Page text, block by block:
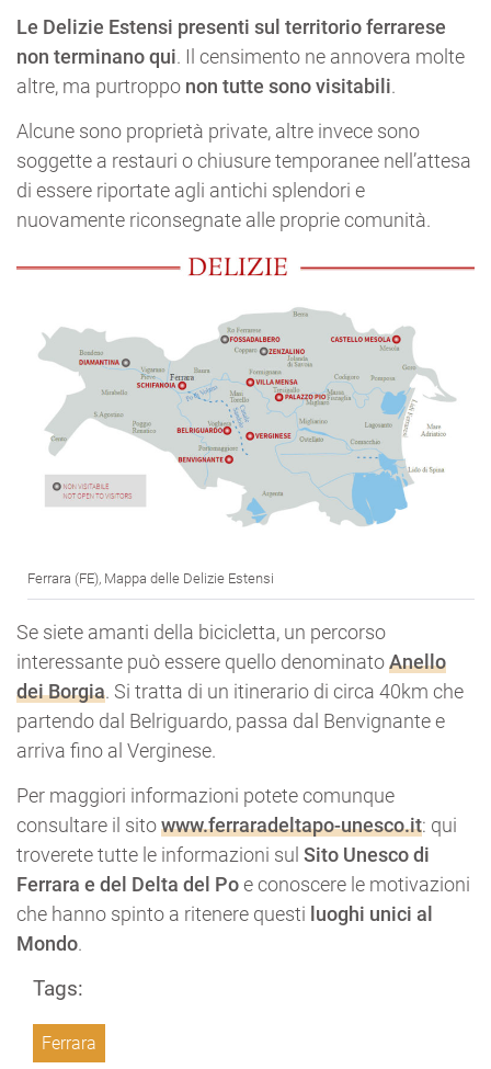
Le Delizie Estensi presenti sul territorio ferrarese
non terminano qui. Il censimento ne annovera molte
altre, ma purtroppo non tutte sono visitabili.
Alcune sono proprietà private, altre invece sono
soggette a restauri o chiusure temporanee nell’attesa
di essere riportate agli antichi splendori e
nuovamente riconsegnate alle proprie comunità.
Ferrara (FE), Mappa delle Delizie Estensi
Se siete amanti della bicicletta, un percorso
interessante può essere quello denominatoAnello
dei Borgia. Si tratta di un itinerario di circa 40km che
partendo dal Belriguardo, passa dal Benvignante e
arriva fino al Verginese.
Per maggiori informazioni potete comunque
consultare il sitowww.ferraradeltapo-unesco.it: qui
troverete tutte le informazioni sul Sito Unesco di
Ferrara e del Delta del Poe conoscere le motivazioni
che hanno spinto a ritenere questi luoghi unici al
Mondo.
Tags:
Ferrara